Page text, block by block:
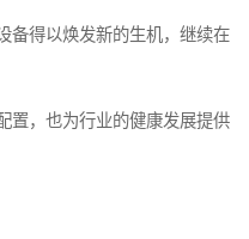
备得以焕发新的生机，继续在
置，也为行业的健康发展提供